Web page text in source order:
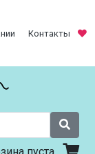
Контакты